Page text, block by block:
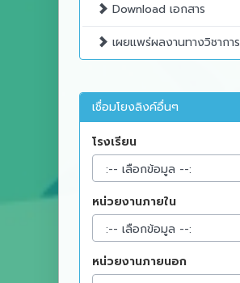
Download เอกสาร
เผยแพร่ผลงานทางวิชาการ
เชื่อมโยงลิงค์อื่นๆ
โรงเรียน
หน่วยงานภายใน
หน่วยงานภายนอก